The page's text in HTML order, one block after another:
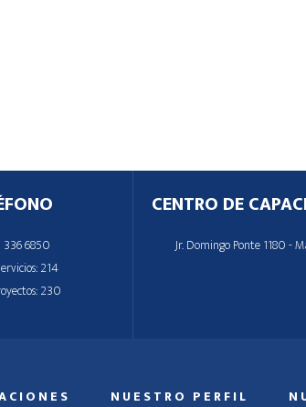
336 6850
214
230
CENTRO DE
Jr. Domingo Ponte 1180 -
NUESTRO PERFIL